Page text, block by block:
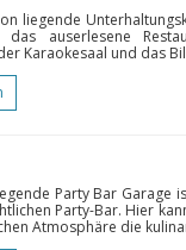
liegende
auserlesene
Karaokesaal und das
Party Bar Gаrage
Party-Bar. Hier
Atmosphäre die